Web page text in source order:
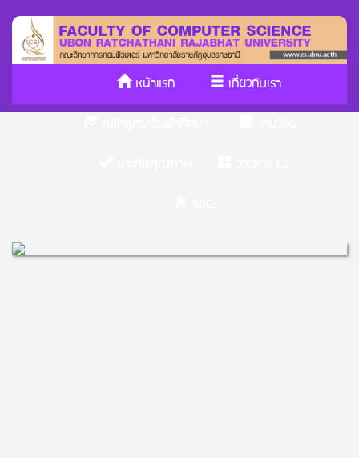
หน้าแรก
เกี่ยวกับเรา